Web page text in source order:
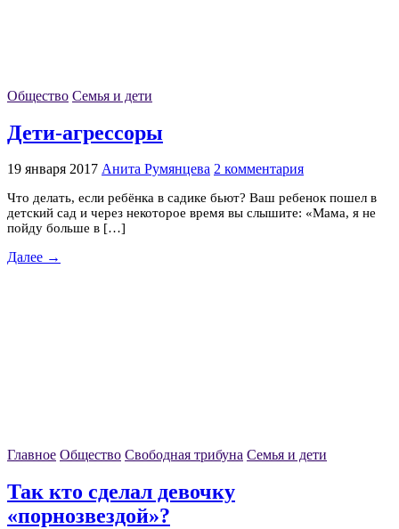
Общество Семья и дети
Дети-агрессоры
19 января 2017 Анита Румянцева 2 комментария
Что делать, если ребёнка в садике бьют? Ваш ребенок пошел в
детский сад и через некоторое время вы слышите: «Мама, я не
пойду больше в […]
Далее →
Главное Общество Свободная трибуна Семья и дети
Так кто сделал девочку
«порнозвездой»?